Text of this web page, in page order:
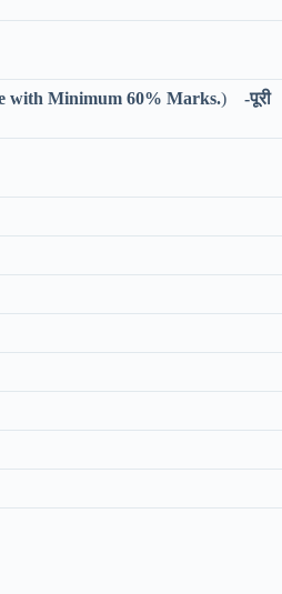
with Minimum 60% Marks.) -पूरी